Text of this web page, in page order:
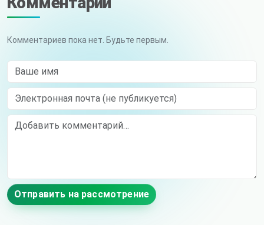
Комментариев пока нет. Будьте первым.
Ваше имя
Электронная почта (не публикуется)
Comment
Отправить на рассмотрение